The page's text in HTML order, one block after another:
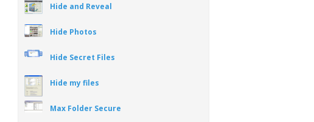
Hide and Reveal
Hide Photos
Hide Secret Files
Hide my files
Max Folder Secure